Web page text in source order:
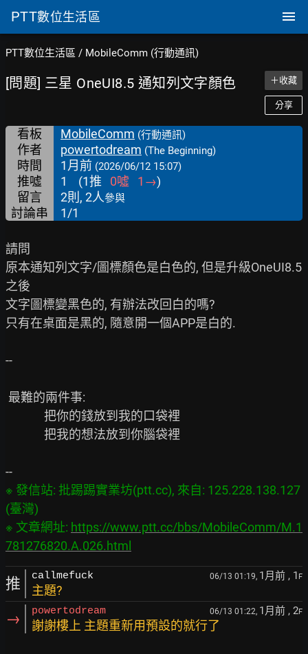
PTT數位生活區
PTT數位生活區 / MobileComm (行動通訊)
[問題] 三星 OneUI8.5 通知列文字顏色 ＋收藏
分享
看板 MobileComm (行動通訊)
作者 powertodream (The Beginning)
時間 1月前 (2026/06/12 15:07)
推噓 1 (1推 0噓 1 →)
留言
2則, 2人參與
討論串 1/1
請問
原本通知列文字/圖標顏色是白色的, 但是升級OneUI8.5
之後
文字圖標變黑色的, 有辦法改回白的嗎?
只有在桌面是黑的, 隨意開一個APP是白的.
--
※ 發信站: 批踢踢實業坊(ptt.cc), 來自: 125.228.138.127
(臺灣)
※ 文章網址: https://www.ptt.cc/bbs/MobileComm/M.1
781276820.A.026.html
推 callmefuck 06/13 01:19, 1月前 , 1 F
主題?
→ powertodream 06/13 01:22, 1月前 , 2F
謝謝樓上 主題重新用預設的就行了